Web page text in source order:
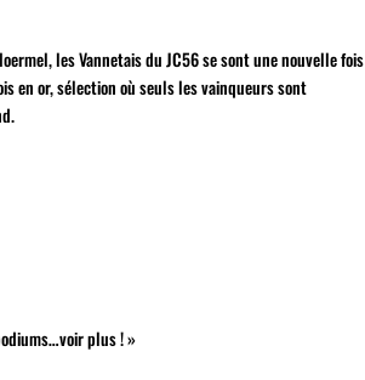
les Vannetais du JC56 se sont une nouvelle fois
en or, sélection où seuls les vainqueurs sont
plus ! »